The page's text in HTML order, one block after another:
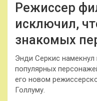
Режиссер
исключил,
знакомых
Энди Серкис
популярных
его новом
Голлуму.